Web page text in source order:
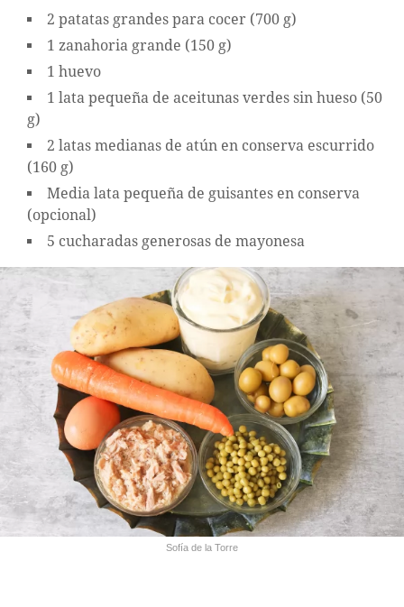
2 patatas grandes para cocer (700 g)
1 zanahoria grande (150 g)
1 huevo
1 lata pequeña de aceitunas verdes sin hueso (50
g)
2 latas medianas de atún en conserva escurrido
(160 g)
Media lata pequeña de guisantes en conserva
(opcional)
5 cucharadas generosas de mayonesa
Sofía de la Torre